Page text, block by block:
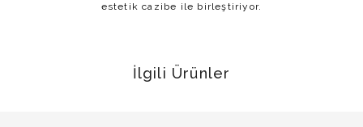
estetik cazibe ile birleştiriyor.
İlgili Ürünler